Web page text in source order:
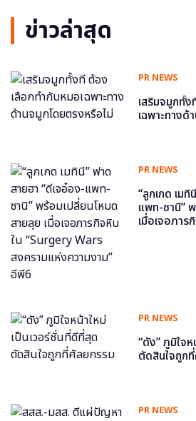
ข่าวล่าสุด
PR NEWS
เสริมจมูกทั้
เฉพาะทาง
PR NEWS
“ลูกเกด เม
แพท-ซานิ”
เมื่อเจอภา
PR NEWS
“ดัง” ภูมิใจ
ตัดสินใจถูก
PR NEWS